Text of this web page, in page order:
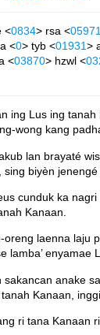
<0834> rsa <
<0> tyb <01931>
<03870> hzwl <
ing Lus ing tanah
wong kang
lan brayaté
biyèn jenengé
cunduk ka
Kanaan.
oreng laenna laju
lamba’ enyamae
sakancan anake
Kanaan,
ri tana Kanaan